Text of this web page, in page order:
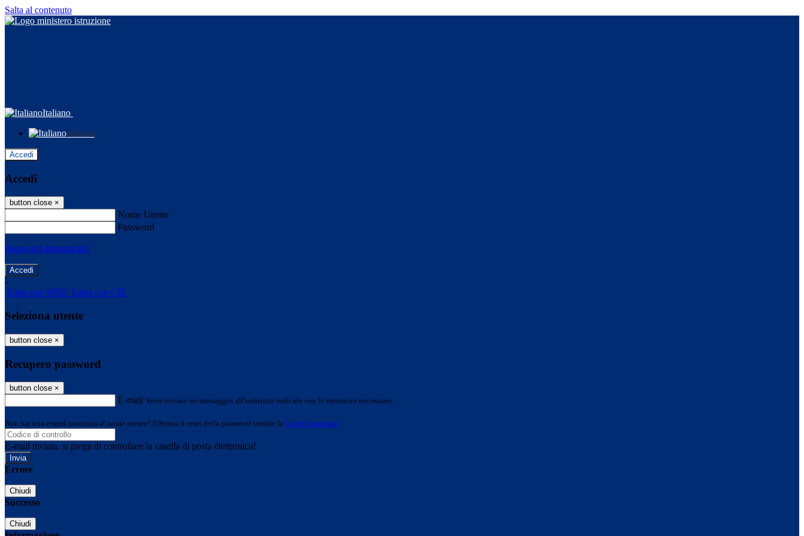
Salta al contenuto
Italiano
Italiano
Accedi
Accedi
button close ×
Nome Utente
Password
Password dimenticata?
-
Entra con SPID Entra con CIE
Seleziona utente
button close ×
Recupero password
button close ×
E-mail Verrà inviato un messaggio all'indirizzo indicato con le istruzioni necessarie.
Non hai una e-mail associata al nome utente? Effettua il reset della password tramite la Login Spaggiari
E-mail inviata, si prega di controllare la casella di posta elettronica!
Errore
Chiudi
Successo
Chiudi